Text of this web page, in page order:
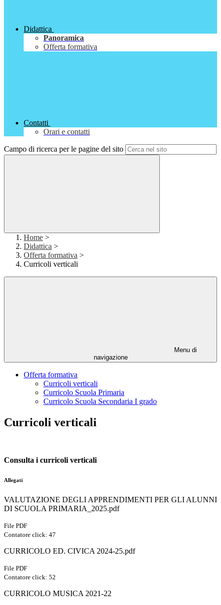
Didattica
Panoramica
Offerta formativa
Contatti
Orari e contatti
Campo di ricerca per le pagine del sito
Home >
Didattica >
Offerta formativa >
Curricoli verticali
Menu di
navigazione
Offerta formativa
Curricoli verticali
Curricolo Scuola Primaria
Curricolo Scuola Secondaria I grado
Curricoli verticali
Consulta i curricoli verticali
Allegati
VALUTAZIONE DEGLI APPRENDIMENTI PER GLI ALUNNI
DI SCUOLA PRIMARIA_2025.pdf
File PDF
Contatore click: 47
CURRICOLO ED. CIVICA 2024-25.pdf
File PDF
Contatore click: 52
CURRICOLO MUSICA 2021-22